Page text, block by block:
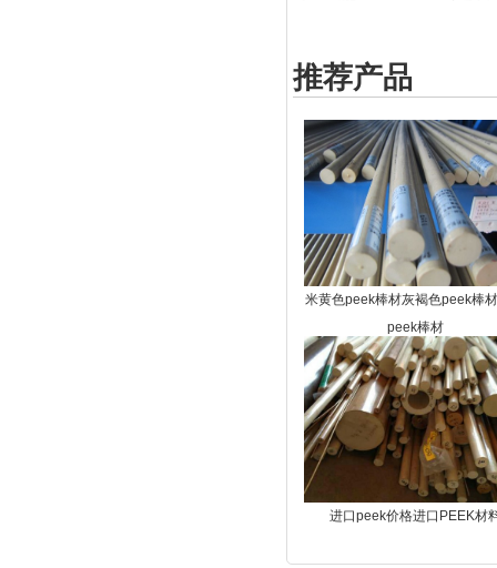
推荐产品
米黄色peek棒材灰褐色peek棒
peek棒材
进口peek价格进口PEEK材